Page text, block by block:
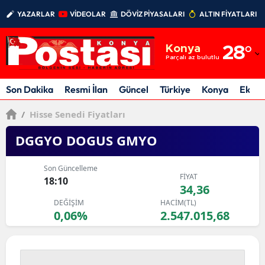
YAZARLAR VİDEOLAR DÖVİZ PİYASALARI ALTIN FİYATLARI
Konya
Parçalı az bulutlu 28°
Adıyaman
Afyonkarahisar
Ankara
Antalya
Artvin
Aydın
Balıkesir
Son Dakika Resmi İlan Güncel Türkiye Konya
/ Hisse Senedi Fiyatları
DGGYO DOGUS GMYO
Son Güncelleme
18:10 FİYAT
34,36
DEĞİŞİM
0,06%
HACİM(TL)
2.547.015,68